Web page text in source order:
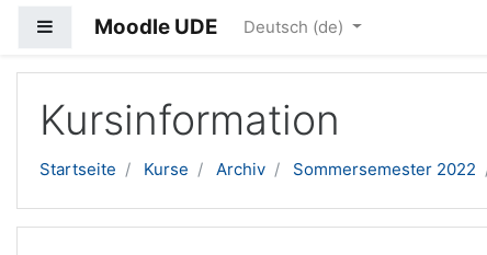
Website-Übersicht
Moodle UDE Deutsch ‎(de)‎
Kursinformation
Startseite Kurse Archiv Sommersemester 2022